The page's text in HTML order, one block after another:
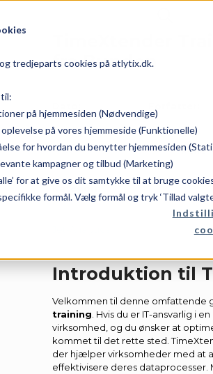
tredjeparts cookies på atlytix.dk.
på hjemmesiden (Nødvendige)
på vores hjemmeside (Funktionelle)
for hvordan du benytter hjemmesiden
kampagner og tilbud (Marketing)
for at give os dit samtykke til at bruge
formål. Vælg formål og tryk ‘Tillad
fra Bunden
maj 31, 2026 Rene
Introduktion til
Velkommen til denne omfattende
training . Hvis du er IT-ansvarlig i
virksomhed, og du ønsker at
kommet til det rette sted.
der hjælper virksomheder med at
effektivisere deres dataprocesser.